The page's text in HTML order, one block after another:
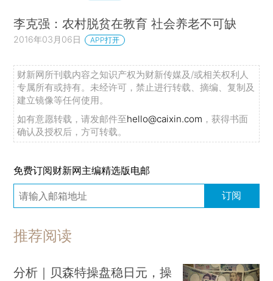
李克强：农村脱贫在教育 社会养老不可缺
2016年03月06日 APP打开
财新网所刊载内容之知识产权为财新传媒及/或相关权利人
专属所有或持有。未经许可，禁止进行转载、摘编、复制及
建立镜像等任何使用。
如有意愿转载，请发邮件至hello@caixin.com ，获得书面
确认及授权后，方可转载。
免费订阅财新网主编精选版电邮
订阅
推荐阅读
分析｜贝森特操盘稳日元，操